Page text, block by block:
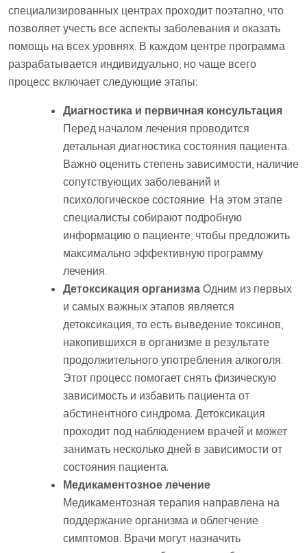
специализированных центрах проходит поэтапно, что
позволяет учесть все аспекты заболевания и оказать
помощь на всех уровнях. В каждом центре программа
разрабатывается индивидуально, но чаще всего
процесс включает следующие этапы:
Диагностика и первичная консультация
Перед началом лечения проводится
детальная диагностика состояния пациента.
Важно оценить степень зависимости, наличие
сопутствующих заболеваний и
психологическое состояние. На этом этапе
специалисты собирают подробную
информацию о пациенте, чтобы предложить
максимально эффективную программу
лечения.
Детоксикация организма Одним из первых
и самых важных этапов является
детоксикация, то есть выведение токсинов,
накопившихся в организме в результате
продолжительного употребления алкоголя.
Этот процесс помогает снять физическую
зависимость и избавить пациента от
абстинентного синдрома. Детоксикация
проходит под наблюдением врачей и может
занимать несколько дней в зависимости от
состояния пациента.
Медикаментозное лечение
Медикаментозная терапия направлена на
поддержание организма и облегчение
симптомов. Врачи могут назначить